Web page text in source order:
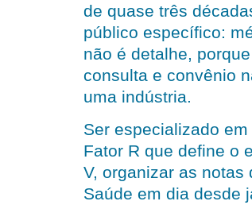
de quase três
público específico:
não é detalhe,
consulta e convênio
uma indústria.
Ser especializado
Fator R que define o
V, organizar as
Saúde em dia desde